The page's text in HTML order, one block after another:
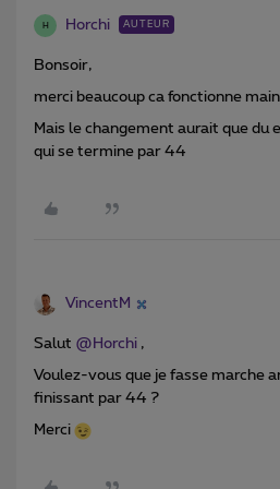
H Horchi AUTEUR
Bonsoir,
merci beaucoup ca fonctionne
Mais le changement aurait que du
qui se termine par 44
VincentM
Salut @Horchi ,
Voulez-vous que je fasse marche
finissant par 44 ?
Merci